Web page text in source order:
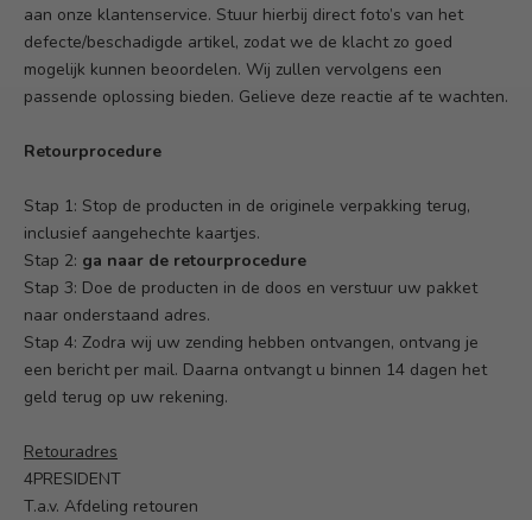
aan onze klantenservice. Stuur hierbij direct foto’s van het
defecte/beschadigde artikel, zodat we de klacht zo goed
mogelijk kunnen beoordelen. Wij zullen vervolgens een
passende oplossing bieden. Gelieve deze reactie af te wachten.
Retourprocedure
Stap 1: Stop de producten in de originele verpakking terug,
inclusief aangehechte kaartjes.
Stap 2: ga naar de retourprocedure
Stap 3: Doe de producten in de doos en verstuur uw pakket
naar onderstaand adres.
Stap 4: Zodra wij uw zending hebben ontvangen, ontvang je
een bericht per mail. Daarna ontvangt u binnen 14 dagen het
geld terug op uw rekening.
Retouradres
4PRESIDENT
T.a.v. Afdeling retouren